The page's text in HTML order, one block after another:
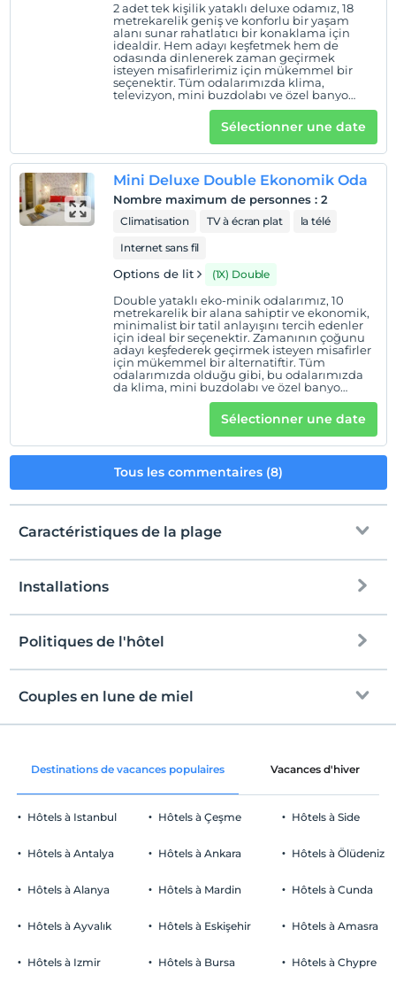
2 adet tek kişilik yataklı deluxe odamız, 18
metrekarelik geniş ve konforlu bir yaşam
alanı sunar rahatlatıcı bir konaklama için
idealdir. Hem adayı keşfetmek hem de
odasında dinlenerek zaman geçirmek
isteyen misafirlerimiz için mükemmel bir
seçenektir. Tüm odalarımızda klima,
televizyon, mini buzdolabı ve özel banyo
Sélectionner une date
Mini Deluxe Double Ekonomik Oda
Nombre maximum de personnes : 2
Climatisation TV à écran plat
la télé
Internet sans fil
Options de lit (1X) Double
Double yataklı eko-minik odalarımız, 10
metrekarelik bir alana sahiptir ve ekonomik,
minimalist bir tatil anlayışını tercih edenler
için ideal bir seçenektir. Zamanının çoğunu
adayı keşfederek geçirmek isteyen misafirler
için mükemmel bir alternatiftir. Tüm
odalarımızda olduğu gibi, bu odalarımızda
da klima, mini buzdolabı ve özel banyo
Sélectionner une date
Tous les commentaires (8)
Caractéristiques de la plage
plage publique
plage de sable
mer peu profonde sur le rivage
Installations
Libérer wifi
chambres
Parking (à l'extérieur de l'établissement)
Cliquez pour voir les remarques spéciales.
Politiques de l'hôtel
enregistrement
Après 14:00
Vérifier
animaux
enfants
dans cet établissement.
Couples en lune de miel
Vin dans la chambre
Destinations de vacances populaires Vacances d'hiver
Hôtels à Istanbul
Hôtels à Antalya
Hôtels à Alanya
Hôtels à Ayvalık
Hôtels à Izmir
Hôtels à Çeşme
Hôtels à Ankara
Hôtels à Mardin
Hôtels à Eskişehir
Hôtels à Bursa
Hôtels à Side
Hôtels à Ölüdeniz
Hôtels à Cunda
Hôtels à Amasra
Hôtels à Chypre